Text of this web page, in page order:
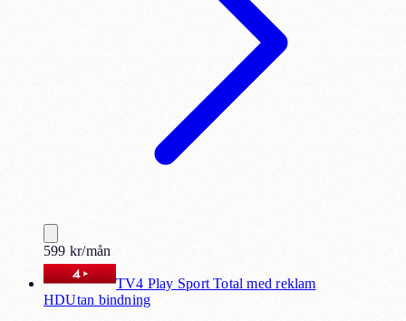
599 kr/mån
TV4 Play Sport Total med reklam
HDUtan bindning